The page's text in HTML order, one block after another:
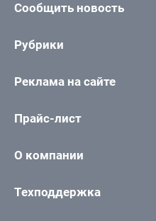
Сообщить новость
Рубрики
Реклама на сайте
Прайс-лист
О компании
Техподдержка